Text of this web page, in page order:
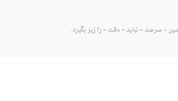
« سرعت » نباید « دقت » را زیر بگیرد.